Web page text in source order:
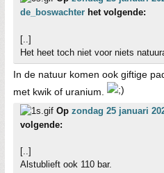
de_boswachter het volgende:
[..]
Het heet toch niet voor niets
In de natuur komen ook giftige
met kwik of uranium.
Op zondag 25 januari
volgende:
[..]
Alstublieft ook 110 bar.